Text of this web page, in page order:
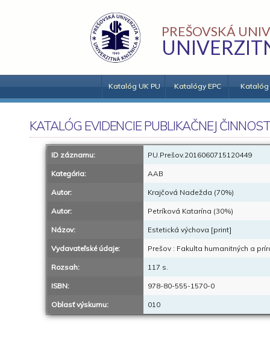
PREŠOVSKÁ
Katalóg UK PU Katalógy EPC Katalóg
KATALÓG EVIDENCIE PUBLIKAČNEJ
ID záznamu: PU.Prešov.2016060715120449
Kategória: AAB
Autor: Krajčová Nadežda (70%)
Autor: Petríková Katarína (30%)
Názov: Estetická výchova [print]
Vydavateľské údaje: Prešov : Fakulta humanitných a
Rozsah: 117 s.
ISBN: 978-80-555-1570-0
Oblasť výskumu: 010